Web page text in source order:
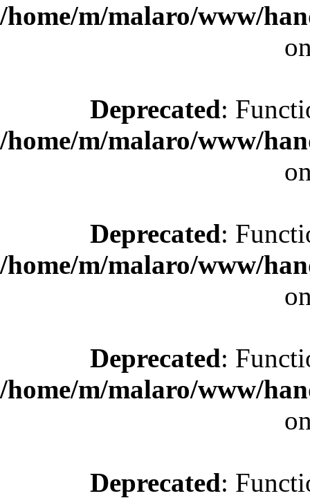
/home/m/malaro/www/
Deprecated:
/home/m/malaro/www/
Deprecated:
/home/m/malaro/www/
Deprecated:
/home/m/malaro/www/
Deprecated: